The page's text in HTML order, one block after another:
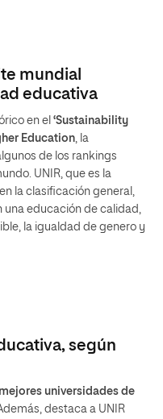
mundial
educativa
en el ‘Sustainability
Education , la
de los rankings
UNIR, que es la
en la clasificación general,
una educación de calidad,
la igualdad de genero y
según
mejores universidades de
destaca a UNIR